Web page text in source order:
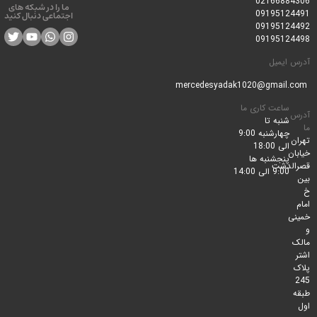
ساعت کاری ما
شنبه تا
چهارشنبه 9:00
الی 18:00
پنجشنبه ها
9:00 الی 14:00
ما را در شبکه های
اجتماعی دنبال کنید